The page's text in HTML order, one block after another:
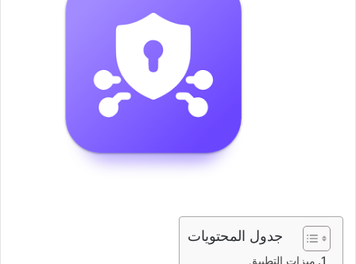
جدول المحتويات
ميزات التطبيق